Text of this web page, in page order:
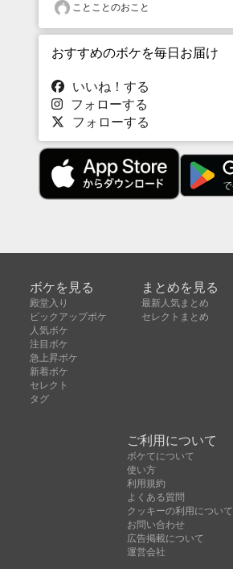
ことことのおこと
おすすめのボケを毎日お届け
いいね！する
フォローする
フォローする
ボケを見る
殿堂入り
ピックアップボケ
人気ボケ
注目ボケ
急上昇ボケ
新着ボケ
セレクト
タグ
まとめを見る
最新人気まとめ
セレクトまとめ
ご利用について
ボケてについて
使い方
利用規約
よくある質問
クッキーの利用について
お問い合わせ
広告掲載について
運営会社